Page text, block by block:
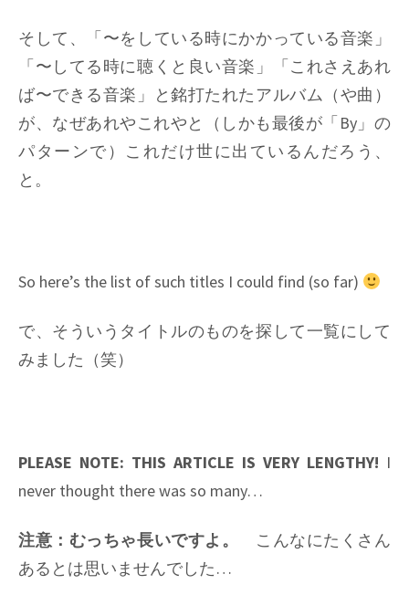
そして、「〜をしている時にかかっている音楽」
「〜してる時に聴くと良い音楽」「これさえあれ
ば〜できる音楽」と銘打たれたアルバム（や曲）
が、なぜあれやこれやと（しかも最後が「By」の
パターンで）これだけ世に出ているんだろう、
と。
So here’s the list of such titles I could find (so far)
で、そういうタイトルのものを探して一覧にして
みました（笑）
PLEASE NOTE: THIS ARTICLE IS VERY LENGTHY! I
never thought there was so many…
注意：むっちゃ長いですよ。
こんなにたくさん
あるとは思いませんでした…